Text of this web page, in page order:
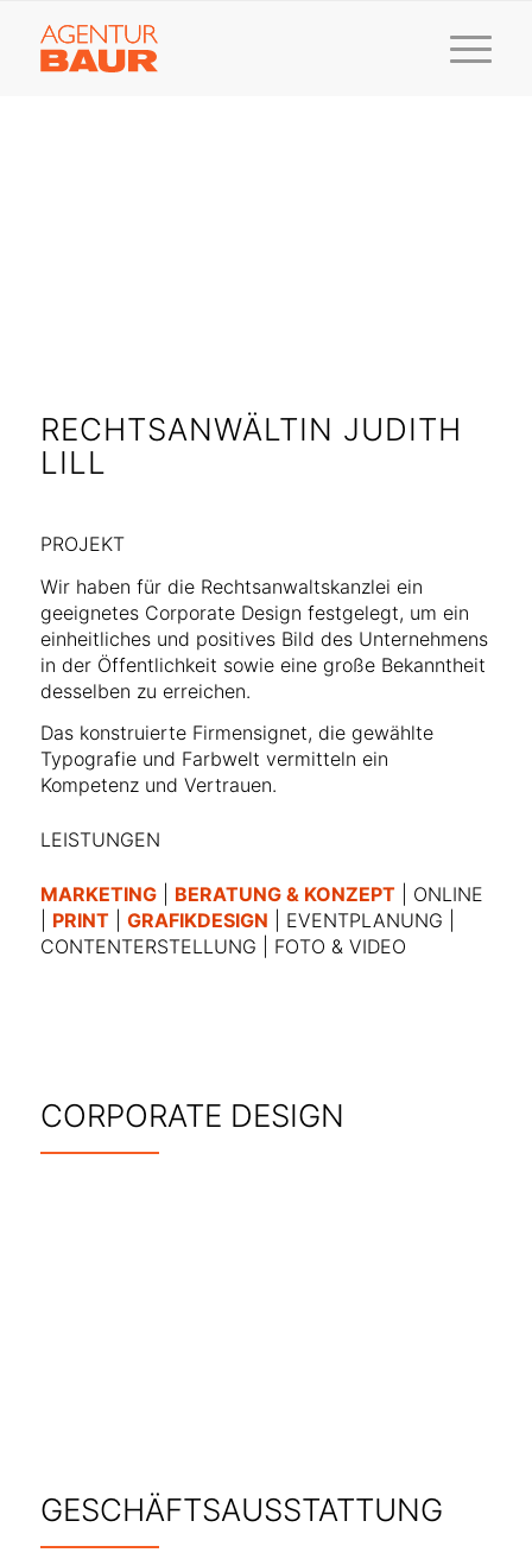
RECHTSANWÄLTIN JUDITH
LILL
PROJEKT
Wir haben für die Rechtsanwaltskanzlei ein
geeignetes Corporate Design festgelegt, um ein
einheitliches und positives Bild des Unternehmens
in der Öffentlichkeit sowie eine große Bekanntheit
desselben zu erreichen.
Das konstruierte Firmensignet, die gewählte
Typografie und Farbwelt vermitteln ein
Kompetenz und Vertrauen.
LEISTUNGEN
MARKETING| BERATUNG & KONZEPT| ONLINE
PRINT| GRAFIKDESIGN | EVENTPLANUNG |
CONTENTERSTELLUNG | FOTO & VIDEO
CORPORATE DESIGN
GESCHÄFTSAUSSTATTUNG